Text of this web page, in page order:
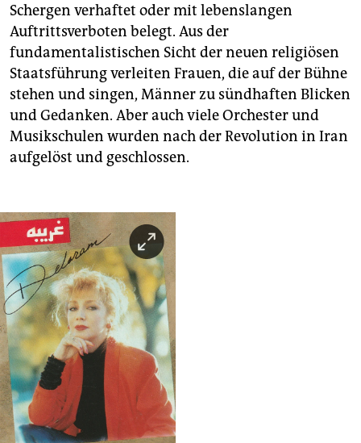
Schergen verhaftet oder mit lebenslangen
Auftrittsverboten belegt. Aus der
fundamentalistischen Sicht der neuen religiösen
Staatsführung verleiten Frauen, die auf der Bühne
stehen und singen, Männer zu sündhaften Blicken
und Gedanken. Aber auch viele Orchester und
Musikschulen wurden nach der Revolution in Iran
aufgelöst und geschlossen.